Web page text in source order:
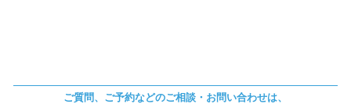
ご質問、ご予約などのご相談・お問い合わせは、